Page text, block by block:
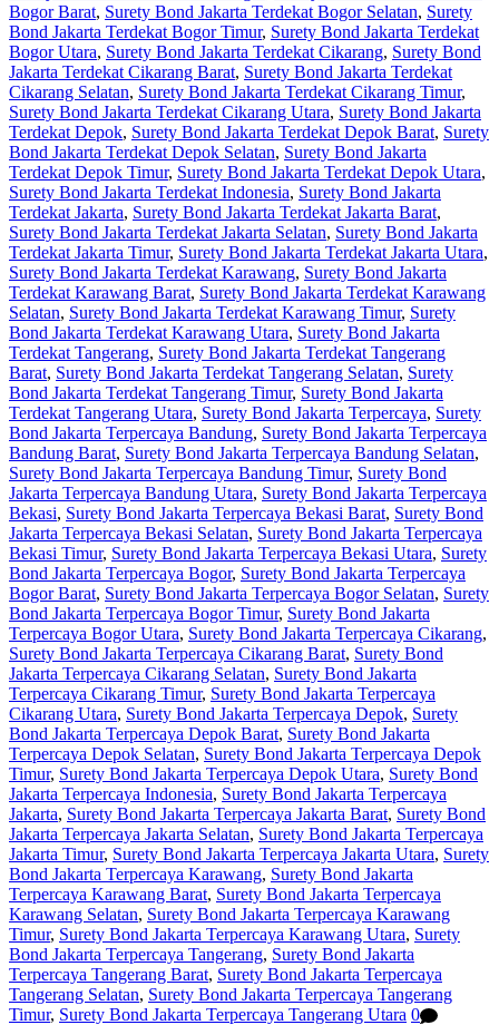
Bogor Barat, Surety Bond Jakarta Terdekat Bogor Selatan, Surety
Bond Jakarta Terdekat Bogor Timur, Surety Bond Jakarta Terdekat
Bogor Utara, Surety Bond Jakarta Terdekat Cikarang, Surety Bond
Jakarta Terdekat Cikarang Barat, Surety Bond Jakarta Terdekat
Cikarang Selatan, Surety Bond Jakarta Terdekat Cikarang Timur,
Surety Bond Jakarta Terdekat Cikarang Utara, Surety Bond Jakarta
Terdekat Depok, Surety Bond Jakarta Terdekat Depok Barat, Surety
Bond Jakarta Terdekat Depok Selatan, Surety Bond Jakarta
Terdekat Depok Timur, Surety Bond Jakarta Terdekat Depok Utara,
Surety Bond Jakarta Terdekat Indonesia, Surety Bond Jakarta
Terdekat Jakarta, Surety Bond Jakarta Terdekat Jakarta Barat,
Surety Bond Jakarta Terdekat Jakarta Selatan, Surety Bond Jakarta
Terdekat Jakarta Timur, Surety Bond Jakarta Terdekat Jakarta Utara,
Surety Bond Jakarta Terdekat Karawang, Surety Bond Jakarta
Terdekat Karawang Barat, Surety Bond Jakarta Terdekat Karawang
Selatan, Surety Bond Jakarta Terdekat Karawang Timur, Surety
Bond Jakarta Terdekat Karawang Utara, Surety Bond Jakarta
Terdekat Tangerang, Surety Bond Jakarta Terdekat Tangerang
Barat, Surety Bond Jakarta Terdekat Tangerang Selatan, Surety
Bond Jakarta Terdekat Tangerang Timur, Surety Bond Jakarta
Terdekat Tangerang Utara, Surety Bond Jakarta Terpercaya, Surety
Bond Jakarta Terpercaya Bandung, Surety Bond Jakarta Terpercaya
Bandung Barat, Surety Bond Jakarta Terpercaya Bandung Selatan,
Surety Bond Jakarta Terpercaya Bandung Timur, Surety Bond
Jakarta Terpercaya Bandung Utara, Surety Bond Jakarta Terpercaya
Bekasi, Surety Bond Jakarta Terpercaya Bekasi Barat, Surety Bond
Jakarta Terpercaya Bekasi Selatan, Surety Bond Jakarta Terpercaya
Bekasi Timur, Surety Bond Jakarta Terpercaya Bekasi Utara, Surety
Bond Jakarta Terpercaya Bogor, Surety Bond Jakarta Terpercaya
Bogor Barat, Surety Bond Jakarta Terpercaya Bogor Selatan, Surety
Bond Jakarta Terpercaya Bogor Timur, Surety Bond Jakarta
Terpercaya Bogor Utara, Surety Bond Jakarta Terpercaya Cikarang,
Surety Bond Jakarta Terpercaya Cikarang Barat, Surety Bond
Jakarta Terpercaya Cikarang Selatan, Surety Bond Jakarta
Terpercaya Cikarang Timur, Surety Bond Jakarta Terpercaya
Cikarang Utara, Surety Bond Jakarta Terpercaya Depok, Surety
Bond Jakarta Terpercaya Depok Barat, Surety Bond Jakarta
Terpercaya Depok Selatan, Surety Bond Jakarta Terpercaya Depok
Timur, Surety Bond Jakarta Terpercaya Depok Utara, Surety Bond
Jakarta Terpercaya Indonesia, Surety Bond Jakarta Terpercaya
Jakarta, Surety Bond Jakarta Terpercaya Jakarta Barat, Surety Bond
Jakarta Terpercaya Jakarta Selatan, Surety Bond Jakarta Terpercaya
Jakarta Timur, Surety Bond Jakarta Terpercaya Jakarta Utara, Surety
Bond Jakarta Terpercaya Karawang, Surety Bond Jakarta
Terpercaya Karawang Barat, Surety Bond Jakarta Terpercaya
Karawang Selatan, Surety Bond Jakarta Terpercaya Karawang
Timur, Surety Bond Jakarta Terpercaya Karawang Utara, Surety
Bond Jakarta Terpercaya Tangerang, Surety Bond Jakarta
Terpercaya Tangerang Barat, Surety Bond Jakarta Terpercaya
Tangerang Selatan, Surety Bond Jakarta Terpercaya Tangerang
Timur, Surety Bond Jakarta Terpercaya Tangerang Utara 0